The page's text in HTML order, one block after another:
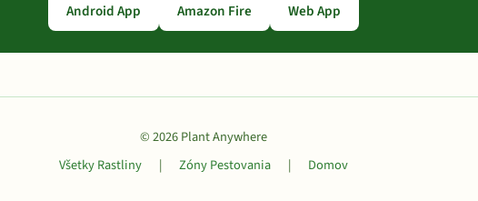
Android App Amazon Fire Web App
© 2026 Plant Anywhere
Všetky Rastliny
| Zóny Pestovania | Domov